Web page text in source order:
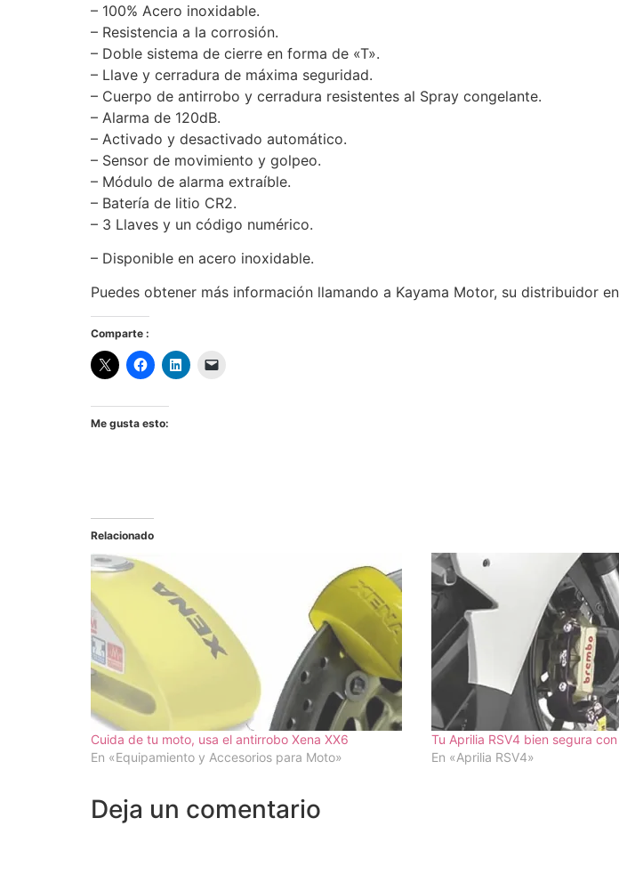
– 100% Acero inoxidable.
– Resistencia a la corrosión.
– Doble sistema de cierre en forma de «T».
– Llave y cerradura de máxima seguridad.
– Cuerpo de antirrobo y cerradura resistentes al Spray congelante.
– Alarma de 120dB.
– Activado y desactivado automático.
– Sensor de movimiento y golpeo.
– Módulo de alarma extraíble.
– Batería de litio CR2.
– 3 Llaves y un código numérico.
– Disponible en acero inoxidable.
Puedes obtener más información llamando a Kayama Motor, su distribuidor
Comparte :
Me gusta esto:
Relacionado
Cuida de tu moto, usa el antirrobo Xena XX6
En «Equipamiento y Accesorios para Moto»
Tu Aprilia RSV4 bien segura
En «Aprilia RSV4»
Deja un comentario